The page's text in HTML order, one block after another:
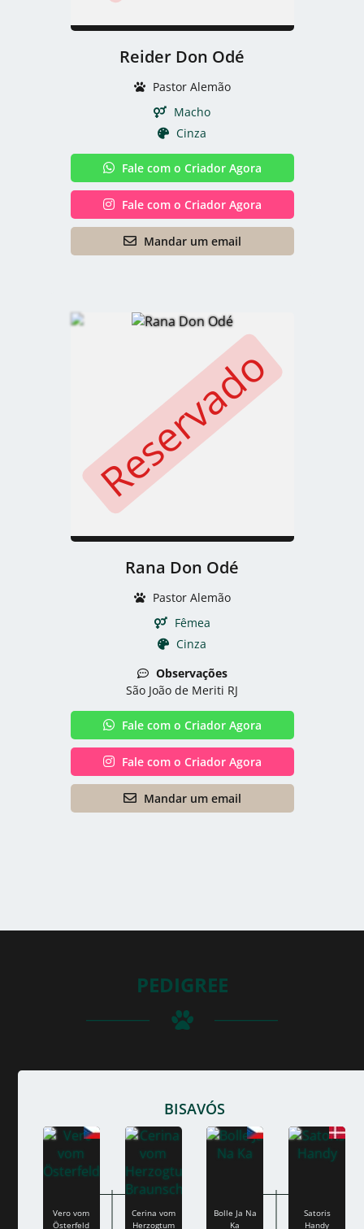
Reider Don Odé
Pastor Alemão
Macho
Cinza
Fale com o Criador Agora
Fale com o Criador Agora
Mandar um email
Reservado
Rana Don Odé
Pastor Alemão
Fêmea
Cinza
Observações
São João de Meriti RJ
Fale com o Criador Agora
Fale com o Criador Agora
Mandar um email
PEDIGREE
BISAVÓS
Vero vom
Österfeld
Cerina vom
Herzogtum
Bolle Ja Na
Ka
Satoris
Handy